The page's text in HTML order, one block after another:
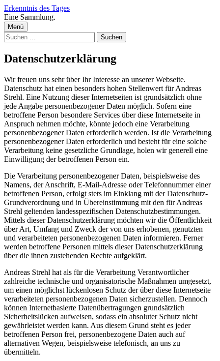
Zum
Inhalt
überspringen
Erkenntnis des Tages
Eine Sammlung.
Menü
Suchen
nach:
Datenschutzerklärung
Wir freuen uns sehr über Ihr Interesse an unserer Webseite.
Datenschutz hat einen besonders hohen Stellenwert für Andreas
Strehl. Eine Nutzung dieser Internetseiten ist grundsätzlich ohne
jede Angabe personenbezogener Daten möglich. Sofern eine
betroffene Person besondere Services über diese Internetseite in
Anspruch nehmen möchte, könnte jedoch eine Verarbeitung
personenbezogener Daten erforderlich werden. Ist die Verarbeitung
personenbezogener Daten erforderlich und besteht für eine solche
Verarbeitung keine gesetzliche Grundlage, holen wir generell eine
Einwilligung der betroffenen Person ein.
Die Verarbeitung personenbezogener Daten, beispielsweise des
Namens, der Anschrift, E-Mail-Adresse oder Telefonnummer einer
betroffenen Person, erfolgt stets im Einklang mit der Datenschutz-
Grundverordnung und in Übereinstimmung mit den für Andreas
Strehl geltenden landesspezifischen Datenschutzbestimmungen.
Mittels dieser Datenschutzerklärung möchten wir die Öffentlichkeit
über Art, Umfang und Zweck der von uns erhobenen, genutzten
und verarbeiteten personenbezogenen Daten informieren. Ferner
werden betroffene Personen mittels dieser Datenschutzerklärung
über die ihnen zustehenden Rechte aufgeklärt.
Andreas Strehl hat als für die Verarbeitung Verantwortlicher
zahlreiche technische und organisatorische Maßnahmen umgesetzt,
um einen möglichst lückenlosen Schutz der über diese Internetseite
verarbeiteten personenbezogenen Daten sicherzustellen. Dennoch
können Internetbasierte Datenübertragungen grundsätzlich
Sicherheitslücken aufweisen, sodass ein absoluter Schutz nicht
gewährleistet werden kann. Aus diesem Grund steht es jeder
betroffenen Person frei, personenbezogene Daten auch auf
alternativen Wegen, beispielsweise telefonisch, an uns zu
übermitteln.